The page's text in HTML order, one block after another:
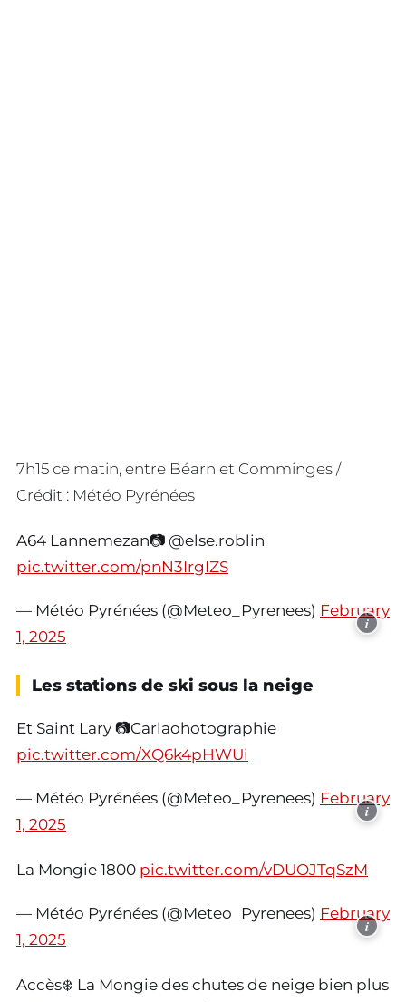
7h15 ce matin, entre Béarn et Comminges /
Crédit : Météo Pyrénées
A64 Lannemezan📷 @else.roblin
pic.twitter.com/pnN3IrgIZS
— Météo Pyrénées (@Meteo_Pyrenees) February
1, 2025
i
Les stations de ski sous la neige
Et Saint Lary 📷Carlaohotographie
pic.twitter.com/XQ6k4pHWUi
— Météo Pyrénées (@Meteo_Pyrenees) February
1, 2025
i
La Mongie 1800 pic.twitter.com/vDUOJTqSzM
— Météo Pyrénées (@Meteo_Pyrenees) February
1, 2025
i
Accès❄️ La Mongie des chutes de neige bien plus